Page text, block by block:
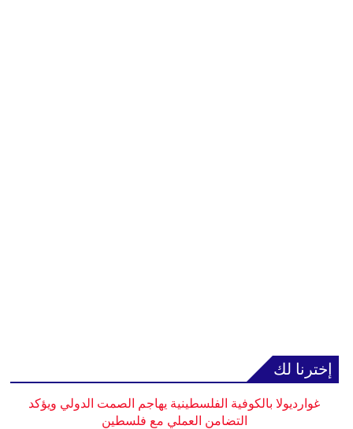
إخترنا لك
غوارديولا بالكوفية الفلسطينية يهاجم الصمت الدولي ويؤكد
التضامن العملي مع فلسطين